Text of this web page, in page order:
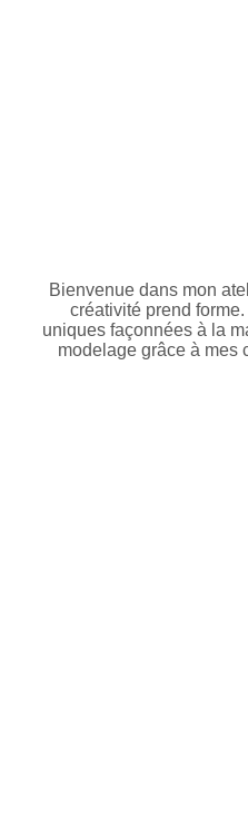
Bienvenue dans mon
créativité prend
uniques façonnées à la
modelage grâce à mes